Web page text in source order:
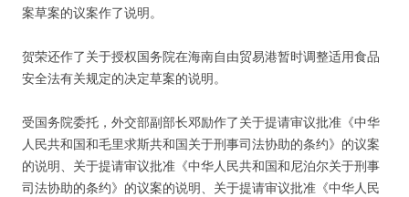
案草案的议案作了说明。
贺荣还作了关于授权国务院在海南自由贸易港暂时调整适用食品
安全法有关规定的决定草案的说明。
受国务院委托，外交部副部长邓励作了关于提请审议批准《中华
人民共和国和毛里求斯共和国关于刑事司法协助的条约》的议案
的说明、关于提请审议批准《中华人民共和国和尼泊尔关于刑事
司法协助的条约》的议案的说明、关于提请审议批准《中华人民